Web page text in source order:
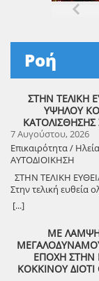
Ροή
ΣΤΗΝ ΤΕΛΙΚΗ
ΥΨΗΛΟΥ
7 Αυγούστου, 2026
Επικαιρότητα /
ΑΥΤΟΔΙΟΙΚΗΣΗ
ΣΤΗΝ ΤΕΛΙΚΗ
Στην τελική ευθεία
αποκατάστασης της
προϋπολογισμού
Λέντζας, μαζί με
της δημοτικής
άμεσα και αυστηρά
χρηματοδοτείται
[...]
ΜΕ
ΕΠΟΧΗ ΣΤΗΝ
ΚΟΚΚΙΝΟΥ